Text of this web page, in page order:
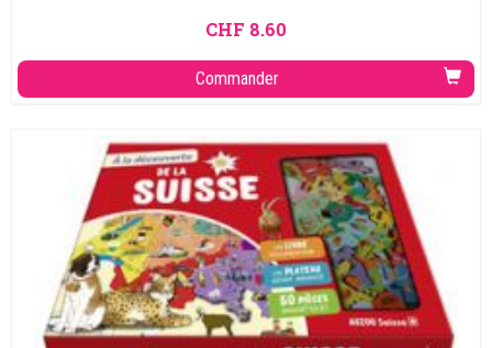
CHF 8.60
Commander